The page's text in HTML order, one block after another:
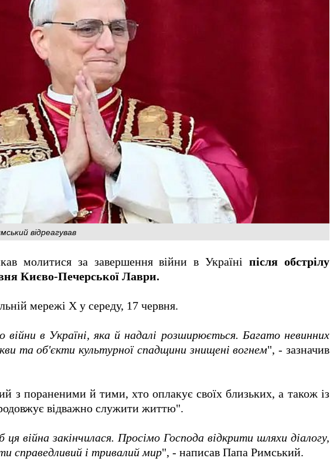
відреагував
молитися за завершення війни в Україні після обстрілу
Києво-Печерської Лаври.
мережі X у середу, 17 червня.
війни в Україні, яка й надалі розширюється. Багато невинних
та об'єкти культурної спадщини знищені вогнем", - зазначив
з пораненими й тими, хто оплакує своїх близьких, а також із
відважно служити життю".
війна закінчилася. Просімо Господа відкрити шляхи діалогу,
справедливий і тривалий мир", - написав Папа Римський.